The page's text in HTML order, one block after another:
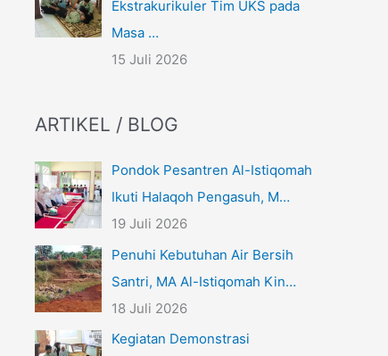
Ekstrakurikuler Tim UKS pada
Masa …
15 Juli 2026
ARTIKEL / BLOG
Pondok Pesantren Al-Istiqomah
Ikuti Halaqoh Pengasuh, M…
19 Juli 2026
Penuhi Kebutuhan Air Bersih
Santri, MA Al-Istiqomah Kin…
18 Juli 2026
Kegiatan Demonstrasi